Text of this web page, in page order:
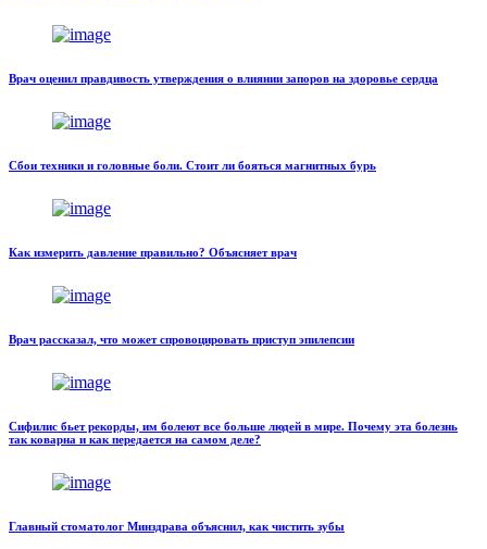
Врач оценил правдивость утверждения о влиянии запоров на здоровье сердца
Сбои техники и головные боли. Стоит ли бояться магнитных бурь
Как измерить давление правильно? Объясняет врач
Врач рассказал, что может спровоцировать приступ эпилепсии
Сифилис бьет рекорды, им болеют все больше людей в мире. Почему эта болезнь
так коварна и как передается на самом деле?
Главный стоматолог Минздрава объяснил, как чистить зубы